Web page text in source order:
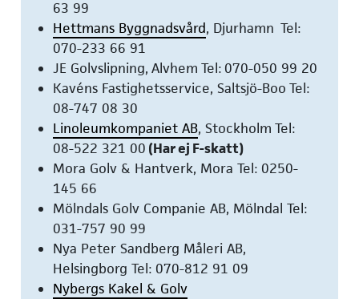
63 99
Hettmans Byggnadsvård, Djurhamn Tel:
070-233 66 91
JE Golvslipning, Alvhem Tel: 070-050 99 20
Kavéns Fastighetsservice, Saltsjö-Boo Tel:
08-747 08 30
Linoleumkompaniet AB, Stockholm Tel:
08-522 321 00 (Har ej F-skatt)
Mora Golv & Hantverk, Mora Tel: 0250-
145 66
Mölndals Golv Companie AB, Mölndal Tel:
031-757 90 99
Nya Peter Sandberg Måleri AB,
Helsingborg Tel: 070-812 91 09
Nybergs Kakel & Golv